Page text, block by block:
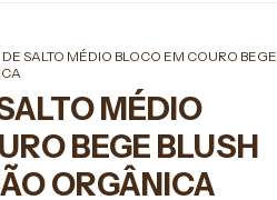
SALTO MÉDIO BLOCO EM COURO BEGE
MÉDIO
BEGE BLUSH
ORGÂNICA